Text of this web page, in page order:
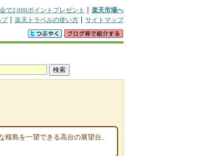
で2,000ポイントプレゼント
楽天市場へ
プ 楽天トラベルの使い方 サイトマップ
島を一望できる高台の展望台、